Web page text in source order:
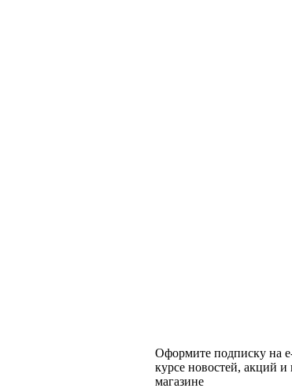
Оформите подписку на
курсе новостей, акций
магазине